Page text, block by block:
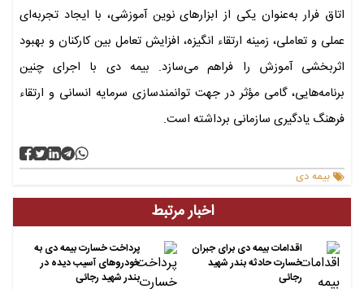
اتاق فرار به‌عنوان یکی از ابزارهای نوین آموزشی، با ایجاد تجربه‌ای
عملی و تعاملی، زمینه ارتقاء انگیزه، افزایش تعامل بین کارکنان و بهبود
اثربخشی آموزش را فراهم می‌سازد. بیمه دی با اجرای چنین
برنامه‌هایی، گامی مؤثر در جهت توانمندسازی سرمایه انسانی و ارتقاء
فرهنگ یادگیری سازمانی برداشته است.
بیمه دی
اخبار مرتبط
اقدامات بیمه دی برای جبران
خسارت حادثه بندر شهید
رجائی
پرداخت خسارت بیمه دی به
خودروهای آسیب دیده در
بندر شهید رجائی